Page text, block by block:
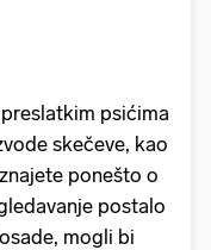
psićima
skečeve, kao
ponešto o
postalo
mogli bi